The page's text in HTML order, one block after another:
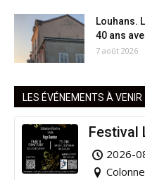
Louhans.
40 ans
7 août 2026
LES ÉVÉNEMENTS À VENIR
Festival
2026-
Colonne